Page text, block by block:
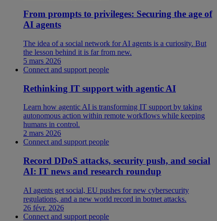
From prompts to privileges: Securing the age of
AI agents
The idea of a social network for AI agents is a curiosity. But
the lesson behind it is far from new.
5 mars 2026
Connect and support people
Rethinking IT support with agentic AI
Learn how agentic AI is transforming IT support by taking
autonomous action within remote workflows while keeping
humans in control.
2 mars 2026
Connect and support people
Record DDoS attacks, security push, and social
AI: IT news and research roundup
AI agents get social, EU pushes for new cybersecurity
regulations, and a new world record in botnet attacks.
26 févr. 2026
Connect and support people